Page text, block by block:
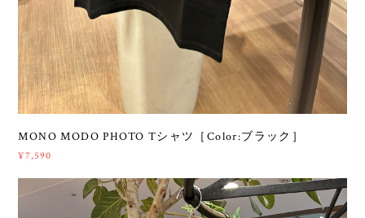
MONO MODO PHOTO Tシャツ［Color:ブラック］
¥7,590